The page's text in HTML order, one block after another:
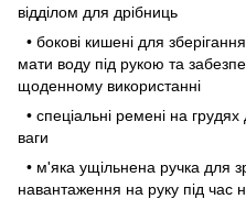
відділом для дрібниць
• бокові кишені для
мати воду під рукою та
щоденному використанні
• спеціальні ремені на
ваги
• м'яка ущільнена ручка для
навантаження на руку під час